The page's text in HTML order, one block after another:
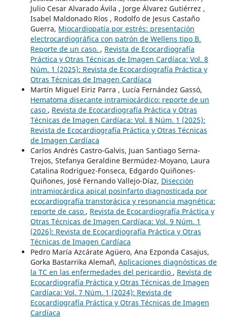
Julio Cesar Alvarado Ávila , Jorge Álvarez Gutiérrez ,
Isabel Maldonado Ríos , Rodolfo de Jesus Castaño
Guerra, Miocardiopatía por estrés: presentación
electrocardiográfica con patrón de Wellens tipo B.
Reporte de un caso. , Revista de Ecocardiografía
Práctica y Otras Técnicas de Imagen Cardíaca: Vol. 8
Núm. 1 (2025): Revista de Ecocardiografía Práctica y
Otras Técnicas de Imagen Cardíaca
Martín Miguel Eiriz Parra , Lucía Fernández Gassó,
Hematoma disecante intramiocárdico: reporte de un
caso , Revista de Ecocardiografía Práctica y Otras
Técnicas de Imagen Cardíaca: Vol. 8 Núm. 1 (2025):
Revista de Ecocardiografía Práctica y Otras Técnicas
de Imagen Cardíaca
Carlos Andrés Castro-Galvis, Juan Santiago Serna-
Trejos, Stefanya Geraldine Bermúdez-Moyano, Laura
Catalina Rodríguez-Fonseca, Edgardo Quiñones-
Quiñones, José Fernando Vallejo-Díaz, Disección
intramiocárdica apical posinfarto diagnosticada por
ecocardiografía transtorácica y resonancia magnética:
reporte de caso , Revista de Ecocardiografía Práctica y
Otras Técnicas de Imagen Cardíaca: Vol. 9 Núm. 1
(2026): Revista de Ecocardiografía Práctica y Otras
Técnicas de Imagen Cardíaca
Pedro María Azcárate Agüero, Ana Ezponda Casajus,
Gorka Bastarrika Alemañ, Aplicaciones diagnósticas de
la TC en las enfermedades del pericardio , Revista de
Ecocardiografía Práctica y Otras Técnicas de Imagen
Cardíaca: Vol. 7 Núm. 1 (2024): Revista de
Ecocardiografía Práctica y Otras Técnicas de Imagen
Cardíaca